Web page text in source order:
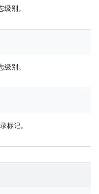
级别。
级别。
标记。